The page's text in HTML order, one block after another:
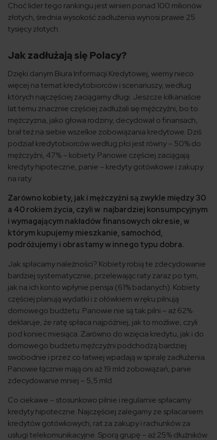
Choć lider tego rankingu jest winien ponad 100 milionów
złotych, średnia wysokość zadłużenia wynosi prawie 25
tysięcy złotych.
Jak zadłużają się Polacy?
Dzięki danym Biura Informacji Kredytowej, wiemy nieco
więcej na temat kredytobiorców i scenariuszy, według
których najczęściej zaciągamy długi. Jeszcze kilkanaście
lat temu znacznie częściej zadłużali się mężczyźni, bo to
mężczyzna, jako głowa rodziny, decydował o finansach,
brał też na siebie wszelkie zobowiązania kredytowe. Dziś
podział kredytobiorców według płci jest równy – 50% do
mężczyźni, 47% – kobiety. Panowie częściej zaciągają
kredyty hipoteczne, panie – kredyty gotówkowe i zakupy
na raty.
Zarówno kobiety, jak i mężczyźni są zwykle między 30
a 40 rokiem życia, czyli w najbardziej konsumpcyjnym
i wymagającym nakładów finansowych okresie, w
którym kupujemy mieszkanie, samochód,
podróżujemy i obrastamy w innego typu dobra.
Jak spłacamy należności? Kobiety robią te zdecydowanie
bardziej systematycznie, przelewając raty zaraz po tym,
jak na ich konto wpłynie pensja (61% badanych). Kobiety
częściej planują wydatki i z ołówkiem w ręku pilnują
domowego budżetu. Panowie nie są tak pilni – aż 62%
deklaruje, że ratę spłaca najpóźniej, jak to możliwe, czyli
pod koniec miesiąca. Zarówno do wzięcia kredytu, jak i do
domowego budżetu mężczyźni podchodzą bardziej
swobodnie i przez co łatwiej wpadają w spiralę zadłużenia.
Panowie łącznie mają oni aż 19 mld zobowiązań, panie
zdecydowanie mniej – 5,5 mld.
Co ciekawe – stosunkowo pilnie i regularnie spłacamy
kredyty hipoteczne. Najczęściej zalegamy ze spłacaniem
kredytów gotówkowych, rat za zakupy i rachunków za
usługi telekomunikacyjne. Sporą grupę – aż 25% dłużników